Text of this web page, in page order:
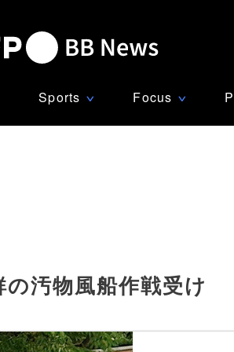
Sports ∨ Focus ∨
汚物風船作戦受け